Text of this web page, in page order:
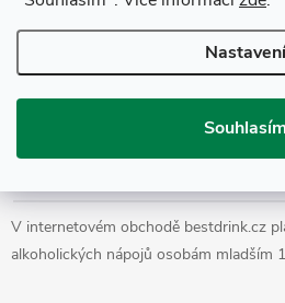
Nastavení
Souhlasím
T
VŠE O NÁKUPU